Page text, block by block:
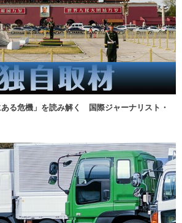
ある危機」を読み解く 国際ジャーナリスト・